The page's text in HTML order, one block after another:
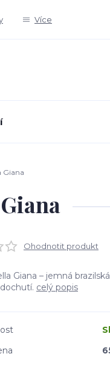
Více
Giana
Ohodnotit produkt
Giana – jemná
celý popis